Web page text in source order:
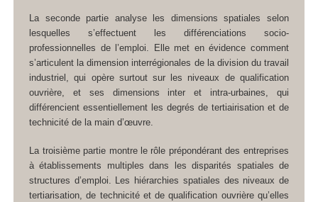
La seconde partie analyse les dimensions spatiales selon
lesquelles s’effectuent les différenciations socio-
professionnelles de l’emploi. Elle met en évidence comment
s’articulent la dimension interrégionales de la division du travail
industriel, qui opère surtout sur les niveaux de qualification
ouvrière, et ses dimensions inter et intra-urbaines, qui
différencient essentiellement les degrés de tertiairisation et de
technicité de la main d’œuvre.
La troisième partie montre le rôle prépondérant des entreprises
à établissements multiples dans les disparités spatiales de
structures d’emploi. Les hiérarchies spatiales des niveaux de
tertiarisation, de technicité et de qualification ouvrière qu’elles